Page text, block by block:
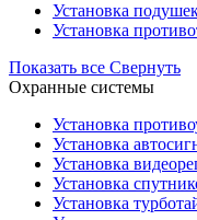
Установка
Установка
Показать все Свернуть
Охранные системы
Установка
Установка
Установка
Установка
Установка